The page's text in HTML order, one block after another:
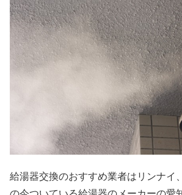
給湯器交換のおすすめ業者はリンナイ